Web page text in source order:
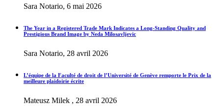
Sara Notario, 6 mai 2026
The Year in a Registered Trade Mark Indicates a Long-Standing Quality and
Prestigious Brand Image by Neda Milosavljevic
Sara Notario, 28 avril 2026
L’équipe de la Faculté de droit de l’Université de Genève remporte le Prix de la
meilleure plaidoirie écrite
Mateusz Milek , 28 avril 2026